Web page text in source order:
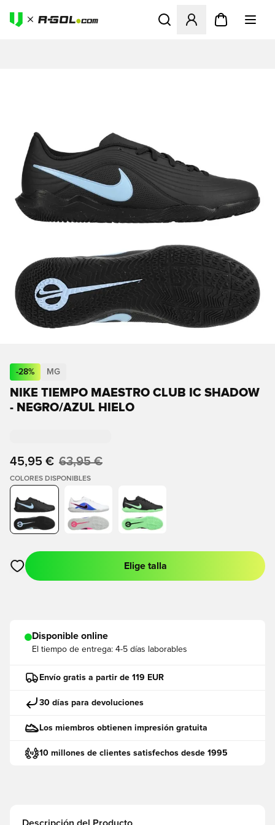
Abre un modal para iniciar
-28% MG
NIKE TIEMPO MAESTRO CLUB IC SHADOW
- NEGRO/AZUL HIELO
45,95 € 63,95 €
COLORES DISPONIBLES
Abre un modal para iniciar sesión o registrarse como miembro
Elige talla
Disponible online
El tiempo de entrega: 4-5 días laborables
Envío gratis a partir de 119 EUR
30 días para devoluciones
Los miembros obtienen impresión gratuita
10 millones de clientes satisfechos desde 1995